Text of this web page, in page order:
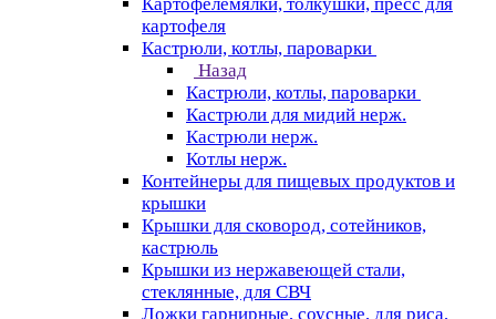
картофеля
Кастрюли, котлы, пароварки
Назад
Кастрюли, котлы, пароварки
Кастрюли для мидий нерж.
Кастрюли нерж.
Котлы нерж.
Контейнеры для пищевых продуктов и
крышки
Крышки для сковород, сотейников,
кастрюль
Крышки из нержавеющей стали,
стеклянные, для СВЧ
Ложки гарнирные, соусные, для риса,